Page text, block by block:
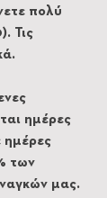
πολύ
Τις
ημέρες
ημέρες
των
μας.